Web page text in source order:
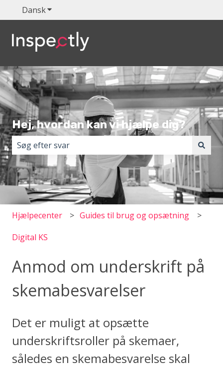
DanskVis undermenu for oversættelser
Hej, hvordan kan vi hjælpe dig?
Der er ingen forslag, da søgefeltet er tomt.
Hjælpecenter Guides til brug og opsætning
Digital KS
Anmod om underskrift på
skemabesvarelser
Det er muligt at opsætte
underskriftsroller på skemaer,
således en skemabesvarelse skal